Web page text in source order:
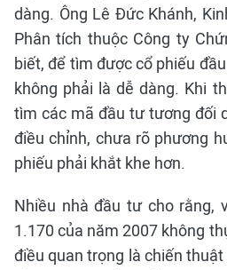
dàng. Ông Lê Đức Khánh,
Phân tích thuộc Công ty
biết, để tìm được cổ phiếu
không phải là dễ dàng. Khi
tìm các mã đầu tư tương đối
điều chỉnh, chưa rõ phương
phiếu phải khắt khe hơn.
Nhiều nhà đầu tư cho rằng,
1.170 của năm 2007 không
điều quan trọng là chiến